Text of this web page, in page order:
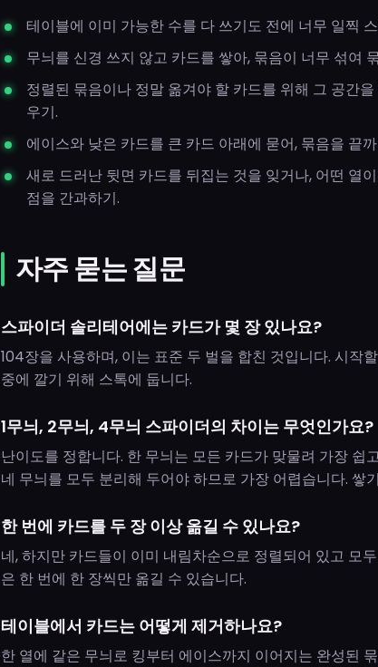
테이블에 이미 가능한 수를 다 쓰기도 전에 너무 일찍
무늬를 신경 쓰지 않고 카드를 쌓아, 묶음이 너무 섞여
정렬된 묶음이나 정말 옮겨야 할 카드를 위해 그 공간
우기.
에이스와 낮은 카드를 큰 카드 아래에 묻어, 묶음을 끝
새로 드러난 뒷면 카드를 뒤집는 것을 잊거나, 어떤 열
점을 간과하기.
자주 묻는 질문
스파이더 솔리테어에는 카드가 몇 장 있나요?
104장을 사용하며, 이는 표준 두 벌을 합친 것입니다. 시작
중에 깔기 위해 스톡에 둡니다.
1무늬, 2무늬, 4무늬 스파이더의 차이는 무엇인가요?
난이도를 정합니다. 한 무늬는 모든 카드가 맞물려 가장 쉽
네 무늬를 모두 분리해 두어야 하므로 가장 어렵습니다. 쌓
한 번에 카드를 두 장 이상 옮길 수 있나요?
네, 하지만 카드들이 이미 내림차순으로 정렬되어 있고 모
은 한 번에 한 장씩만 옮길 수 있습니다.
테이블에서 카드는 어떻게 제거하나요?
한 열에 같은 무늬로 킹부터 에이스까지 이어지는 완성된